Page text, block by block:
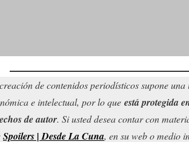
de contenidos periodísticos supone
e intelectual, por lo que está protegida
de autor. Si usted desea contar con
Spoilers | Desde La Cuna, en su web o medio